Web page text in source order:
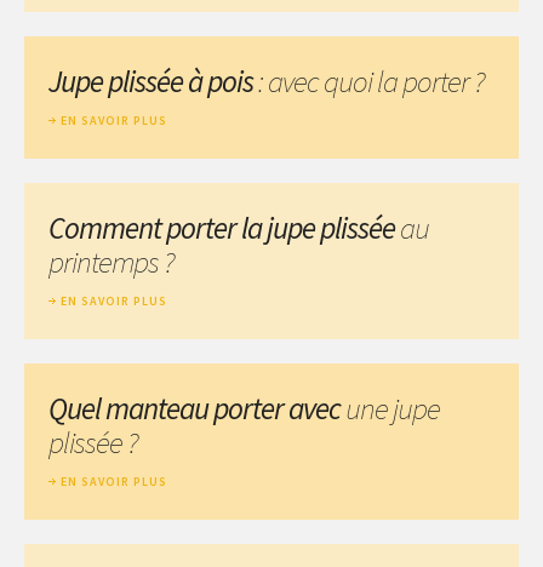
Jupe plissée à pois: avec quoi la porter ?
EN SAVOIR PLUS
Comment porter la jupe plisséeau
printemps ?
EN SAVOIR PLUS
Quel manteau porter avecune jupe
plissée ?
EN SAVOIR PLUS